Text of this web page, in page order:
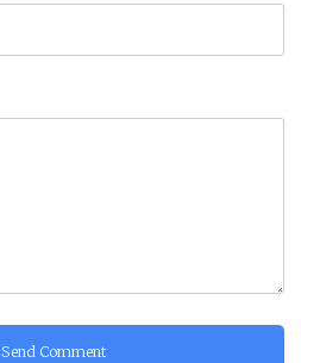
Send Comment